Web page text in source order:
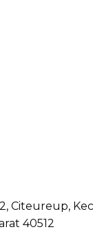
Citeureup,
40512